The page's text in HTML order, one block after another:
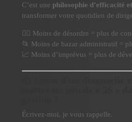
C’est une philosophie d’efficacité
transformer votre quotidien de
🧘‍♂️ Moins de désordre = plus de
📂 Moins de bazar administratif =
📈 Moins d’imprévus = plus de
Écrivez-moi, je vous rappelle.